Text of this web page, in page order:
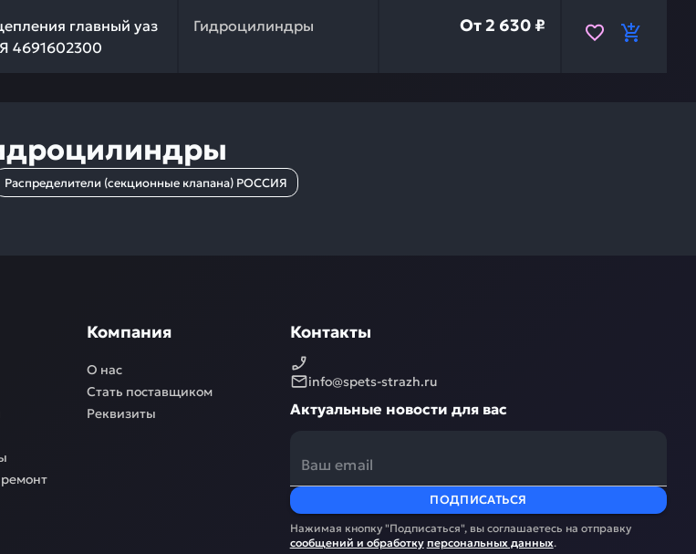
главный уаз
4691602300
Гидроцилиндры
подбор. Цилиндр сцепления главный уаз 469 РОССИЯ 4691602300 — это
От2 630 ₽
Распределители (секционные клапана) РОССИЯ
Компания
О нас
Стать поставщиком
Реквизиты
Контакты
info@spets-strazh.ru
Актуальные новости для вас
ПОДПИСАТЬСЯ
Нажимая кнопку "Подписаться", вы соглашаетесь на отправку
сообщений и обработку персональных данных.